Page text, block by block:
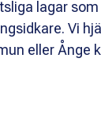
lagar
Vi
eller Ånge